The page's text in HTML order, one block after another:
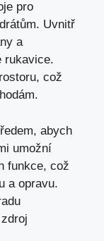
pro
Uvnitř
a
rukavice.
což
abych
umožní
funkce, což
a opravu.